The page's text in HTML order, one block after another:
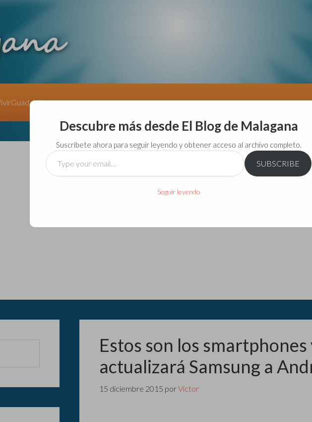
Estos son los
actualizará Samsung a
15 diciembre 2015 porVictor
Descubre más desde El Blog de Malagana
Suscríbete ahora para seguir leyendo y obtener acceso al archivo completo.
Type
your
SUBSCRIBE
Seguir leyendo